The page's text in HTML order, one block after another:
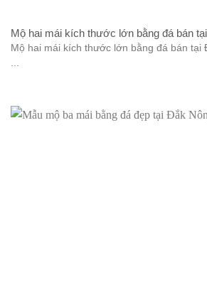
Mộ hai mái kích thước lớn bằng đá bán
Mộ hai mái kích thước lớn bằng đá bán tại
...